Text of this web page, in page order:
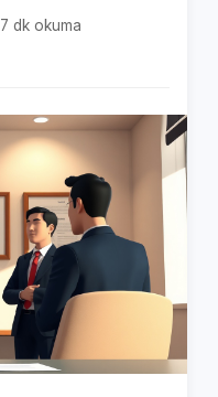
7 dk okuma